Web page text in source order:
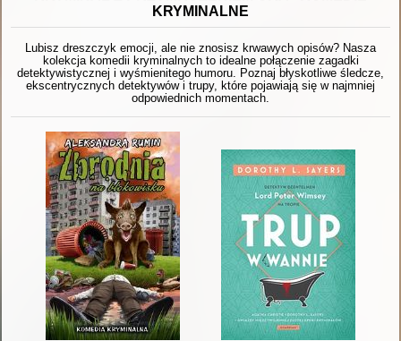
KRYMINALNE
Lubisz dreszczyk emocji, ale nie znosisz krwawych opisów? Nasza
kolekcja komedii kryminalnych to idealne połączenie zagadki
detektywistycznej i wyśmienitego humoru. Poznaj błyskotliwe śledcze,
ekscentrycznych detektywów i trupy, które pojawiają się w najmniej
odpowiednich momentach.